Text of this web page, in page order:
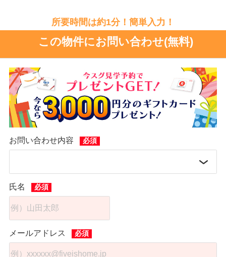
所要時間は約1分！簡単入力！
この物件にお問い合わせ(無料)
お問い合わせ内容
氏名
メールアドレス